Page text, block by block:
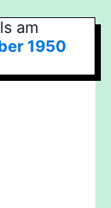
am
1950